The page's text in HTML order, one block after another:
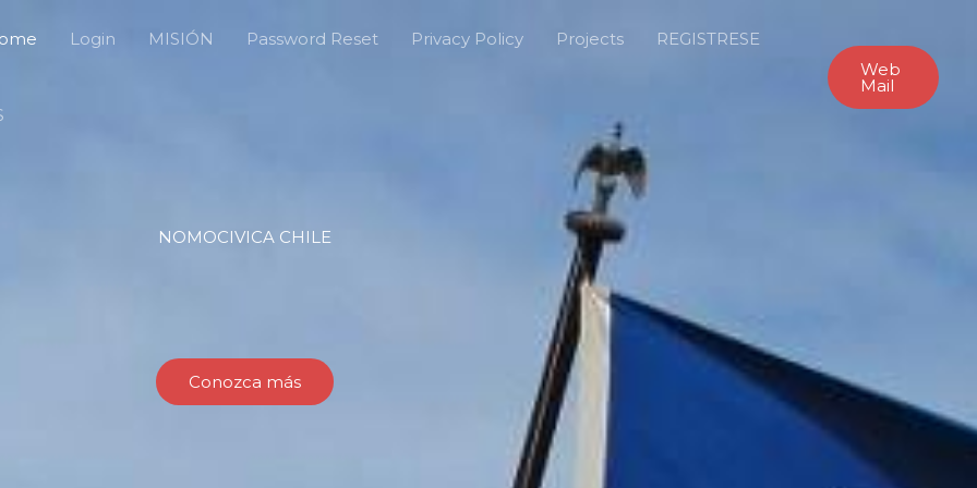
Login MISIÓN Password Reset Privacy Policy Projects REGISTRESE
Web
Mail
NOMOCIVICA CHILE
Conozca más